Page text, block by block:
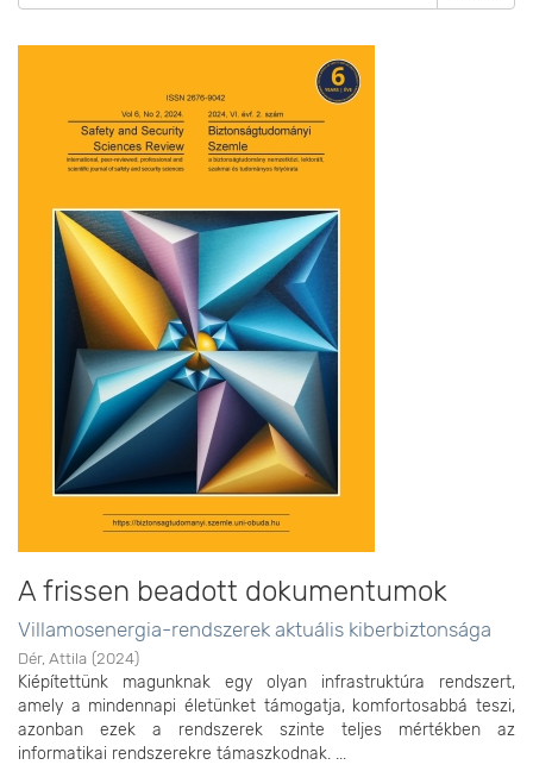
A frissen beadott dokumentumok
Villamosenergia-rendszerek aktuális kiberbiztonsága
Dér, Attila (2024)
Kiépítettünk magunknak egy olyan infrastruktúra rendszert,
amely a mindennapi életünket támogatja, komfortosabbá teszi,
azonban ezek a rendszerek szinte teljes mértékben az
informatikai rendszerekre támaszkodnak. ...